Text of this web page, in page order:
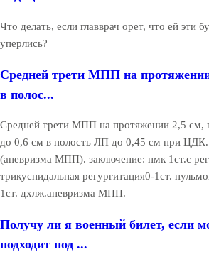
Что делать, если главврач орет, что ей эти
уперлись?
Средней трети МПП на
в полос...
Средней трети МПП на протяжении 2,5 см,
до 0,6 см в полость ЛП до 0,45 см при ЦДК.
(аневризма МПП). заключение: пмк 1ст.с
трикуспидальная регургитация0-1ст.
1ст. дхлж.аневризма МПП.
Получу ли я военный билет, если
подходит под ...
Бесплатная
консультация